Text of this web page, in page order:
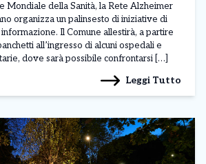
Mondiale della Sanità, la Rete Alzheimer
organizza un palinsesto di iniziative di
Il Comune allestirà, a partire
all’ingresso di alcuni ospedali e
dove sarà possibile confrontarsi […]
Leggi Tutto